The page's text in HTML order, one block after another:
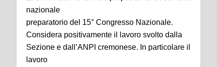
nazionale
preparatorio del 15° Congresso Nazionale.
Considera positivamente il lavoro svolto dalla
Sezione e dall’ANPI cremonese. In particolare il
lavoro